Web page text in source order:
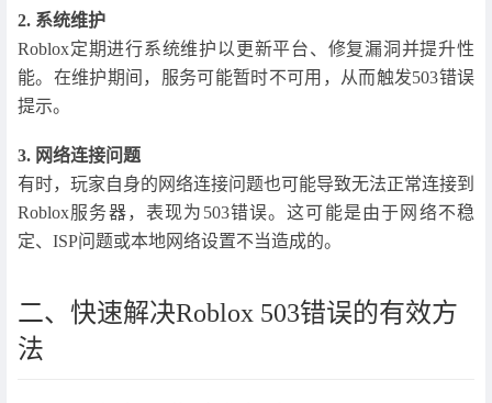
2. 系统维护
Roblox定期进行系统维护以更新平台、修复漏洞并提升性
能。在维护期间，服务可能暂时不可用，从而触发503错误
提示。
3. 网络连接问题
有时，玩家自身的网络连接问题也可能导致无法正常连接到
Roblox服务器，表现为503错误。这可能是由于网络不稳
定、ISP问题或本地网络设置不当造成的。
二、快速解决Roblox 503错误的有效方
法